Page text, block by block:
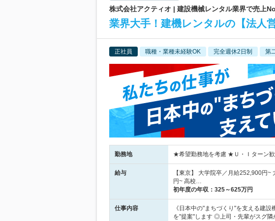
株式会社アクティオ | 建設機械レンタル業界で売上
業界大手！建機レンタルの【法人
正社員 職種・業種未経験OK 完全週休2日制 第
勤務地 ★希望勤務地を考慮 ★Ｕ・Ｉターン
給与
【東京】 大学院卒／月給252,900円
円~ 高校…
初年度の年収： 325～625万円
仕事内容
《日本中の"まちづくり"を支える建
を"提案"します ◎上司・先輩がスグ隣